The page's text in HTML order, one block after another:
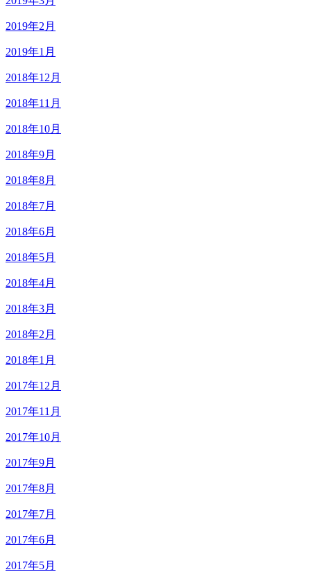
2019年2月
2019年1月
2018年12月
2018年11月
2018年10月
2018年9月
2018年8月
2018年7月
2018年6月
2018年5月
2018年4月
2018年3月
2018年2月
2018年1月
2017年12月
2017年11月
2017年10月
2017年9月
2017年8月
2017年7月
2017年6月
2017年5月